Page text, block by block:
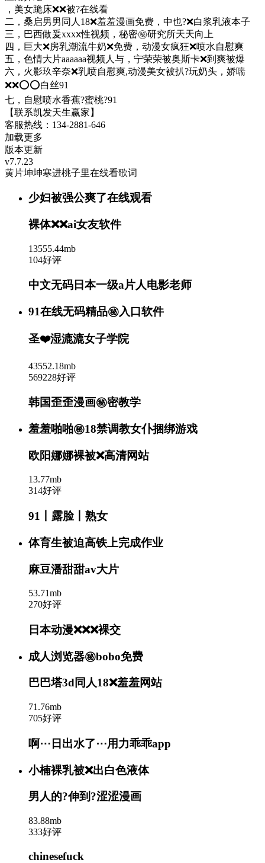
，美女跪床❌❌被?在线看
二，桑启男男同人18❌羞羞漫画免费，中也?❌白浆乳液本子
三，巴西做爰xxxⅹ性视频，秘密㊙️研究所天天向上
四，巨大❌房乳潮流牛奶❌免费，动漫女疯狂❌喷水自慰爽
五，色情大片aaaaaa视频人与，宁荣荣被奥斯卡❌到爽被爆
六，火影玖辛奈❌乳喷自慰爽,动漫美女被扒?玩奶头，娇喘
❌❌⭕⭕白丝91
七，自慰喷水香蕉?蜜桃?91
【联系凯发天生赢家】
客服热线：134-2881-646
加载更多
版本更新
v7.7.23
黄片坤坤寒进桃子里在线看歌词
少妇被强公爽了在线观看
裸体❌❌ai女友软件
13555.44mb
104好评
中文无码日本一级a片人电影老师
91在线无码精品㊙️入口软件
圣❤️湿漉漉女子学院
43552.18mb
569228好评
韩国歪歪漫画㊙️密教学
羞羞啪啪㊙️18禁调教女仆捆绑游戏
欧阳娜娜裸被❌高清网站
13.77mb
314好评
91丨露脸丨熟女
体育生被迫高铁上完成作业
麻豆潘甜甜av大片
53.71mb
270好评
日本动漫❌❌❌裸交
成人浏览器㊙️bobo免费
巴巴塔3d同人18❌羞羞网站
71.76mb
705好评
啊⋯日出水了⋯用力乖乖app
小楠裸乳被❌出白色液体
男人的?伸到?涩涩漫画
83.88mb
333好评
chinesefuck